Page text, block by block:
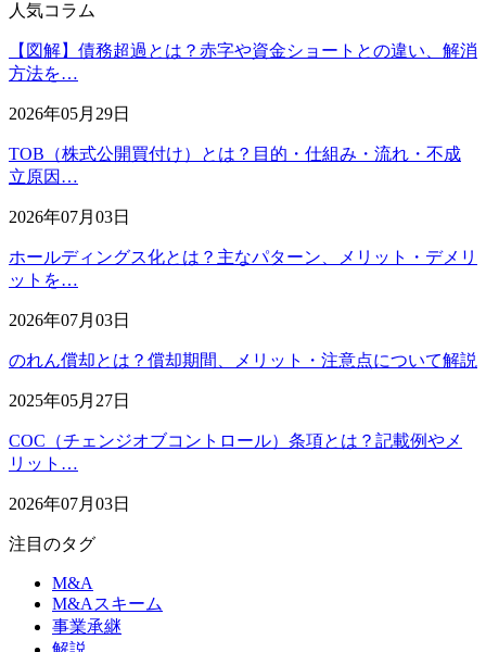
人気コラム
【図解】債務超過とは？赤字や資金ショートとの違い、解消
方法を…
2026年05月29日
TOB（株式公開買付け）とは？目的・仕組み・流れ・不成
立原因…
2026年07月03日
ホールディングス化とは？主なパターン、メリット・デメリ
ットを…
2026年07月03日
のれん償却とは？償却期間、メリット・注意点について解説
2025年05月27日
COC（チェンジオブコントロール）条項とは？記載例やメ
リット…
2026年07月03日
注目のタグ
M&A
M&Aスキーム
事業承継